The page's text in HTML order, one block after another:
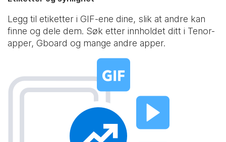
Legg til etiketter i GIF-ene dine, slik at andre kan
finne og dele dem. Søk etter innholdet ditt i Tenor-
apper, Gboard og mange andre apper.